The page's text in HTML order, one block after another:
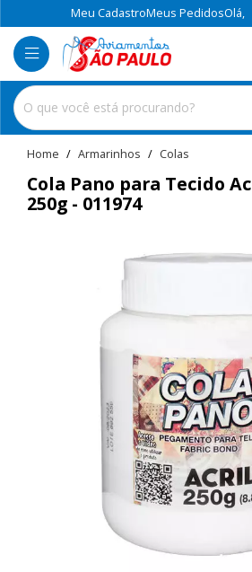
Meu CadastroMeus PedidosOlá,
home Armarinhos colas
Cola Pano para Tecido
250g - 011974